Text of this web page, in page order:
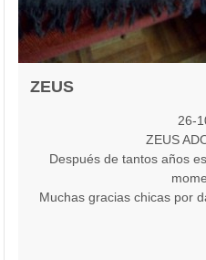
ZEUS
26-
ZEUS
Después de tantos años
Muchas gracias chicas por